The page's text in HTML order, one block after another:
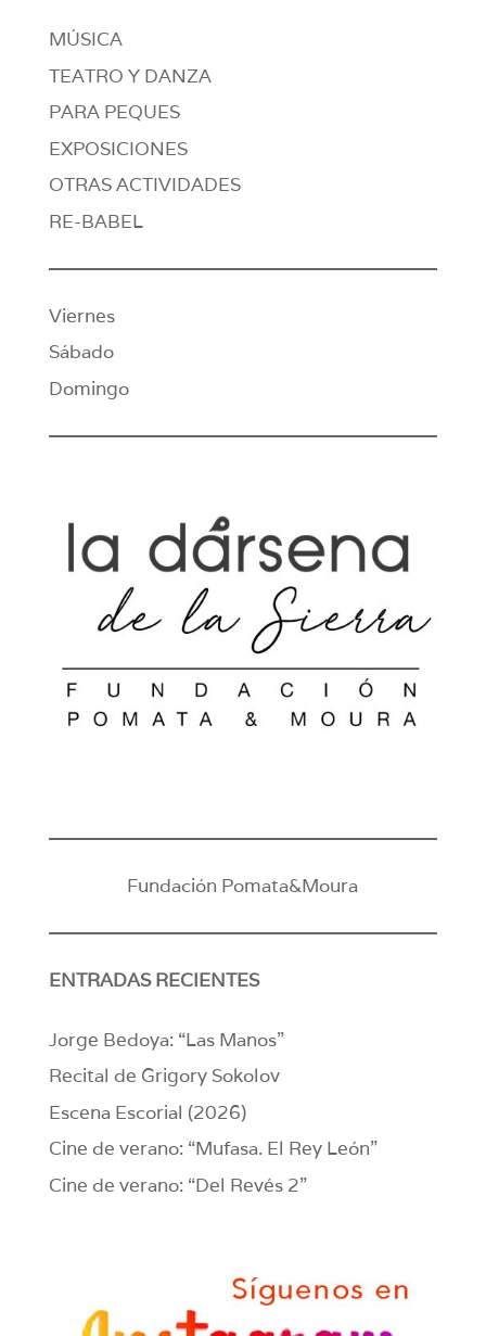
MÚSICA
TEATRO Y DANZA
PARA PEQUES
EXPOSICIONES
OTRAS ACTIVIDADES
RE-BABEL
Viernes
Sábado
Domingo
Fundación Pomata&Moura
ENTRADAS RECIENTES
Jorge Bedoya: “Las Manos”
Recital de Grigory Sokolov
Escena Escorial (2026)
Cine de verano: “Mufasa. El Rey León”
Cine de verano: “Del Revés 2”